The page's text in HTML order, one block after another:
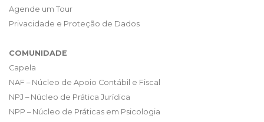
Agende um Tour
Privacidade e Proteção de Dados
COMUNIDADE
Capela
NAF – Núcleo de Apoio Contábil e Fiscal
NPJ – Núcleo de Prática Jurídica
NPP – Núcleo de Práticas em Psicologia